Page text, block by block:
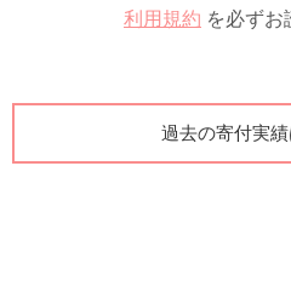
利用規約 を必ずお
過去の寄付実